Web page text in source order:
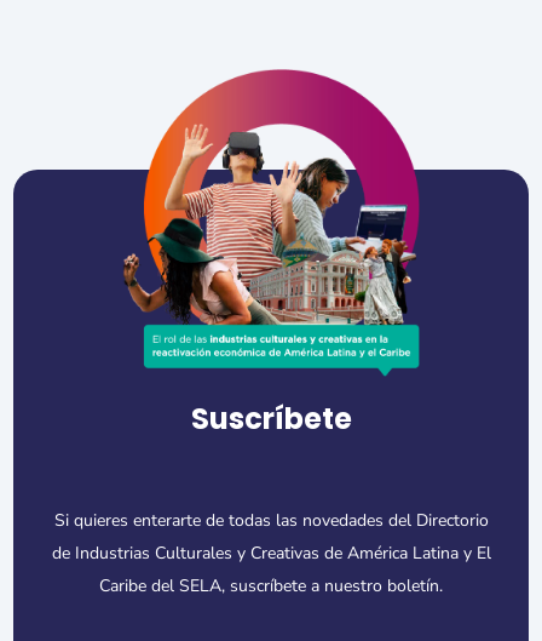
Suscríbete
Si quieres enterarte de todas las novedades del Directorio
de Industrias Culturales y Creativas de América Latina y El
Caribe del SELA, suscríbete a nuestro boletín.